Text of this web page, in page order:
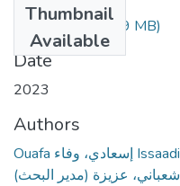
Thumbnail
Available
الأطروحة.pdf(4.69 MB)
Date
2023
Authors
Ouafa إسعادي، وفاء Issaadi
شعباني، عزيزة (مدير البحث)